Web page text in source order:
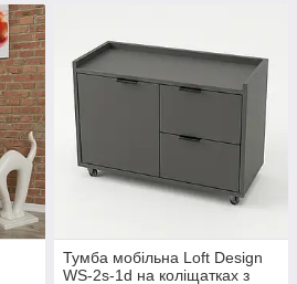
Тумба мобільна Loft Design
WS-2s-1d на коліщатках з